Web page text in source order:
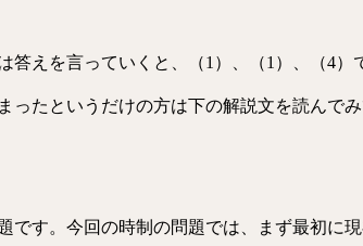
えを言っていくと、（1）、（1）、（4）
ったというだけの方は下の解説文を読んで
です。今回の時制の問題では、まず最初に